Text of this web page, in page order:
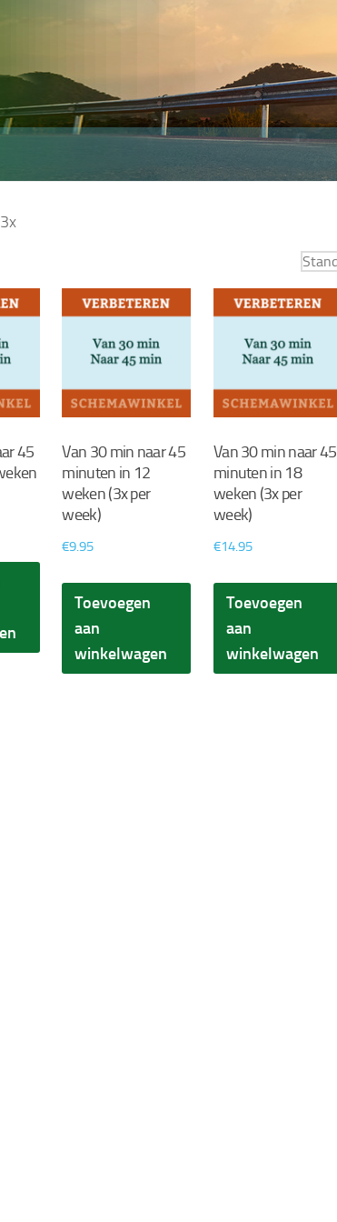
45
Van 30 min naar 45
minuten in 12
weken (3x per
week)
€9.95
Toevoegen
aan
winkelwagen
Van 30 min naar 45
minuten in 18
weken (3x per
week)
€14.95
Toevoegen
aan
winkelwagen